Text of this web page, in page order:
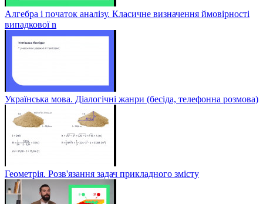
Алгебра і початок аналізу. Класичне визначення ймовірності
випадкової n
Українська мова. Діалогічні жанри (бесіда, телефонна розмова)
Геометрія. Розв'язання задач прикладного змісту